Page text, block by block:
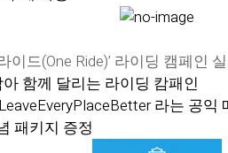
드(One Ride)’ 라이딩 캠페인
함께 달리는 라이딩 캄패인
라는 공
패키지 증정